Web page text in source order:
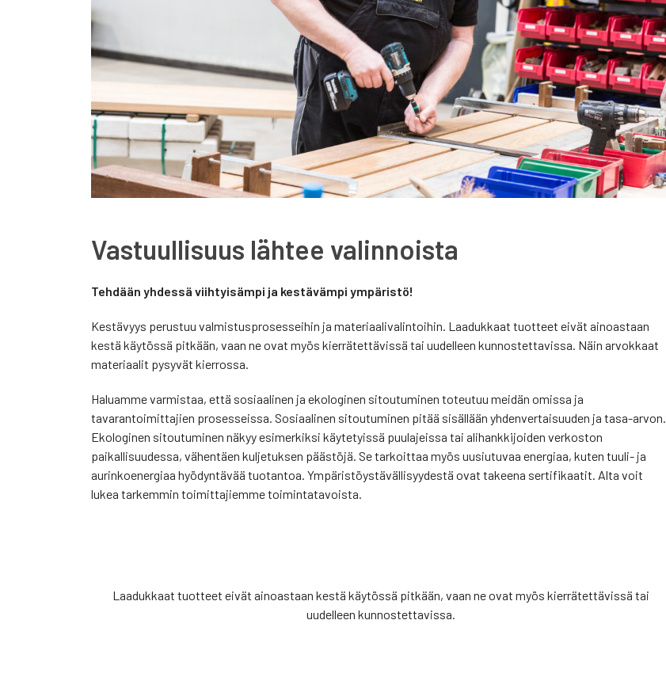
Vastuullisuus lähtee valinnoista
Tehdään yhdessä viihtyisämpi ja kestävämpi ympäristö!
Kestävyys perustuu valmistusprosesseihin ja materiaalivalintoihin. Laadukkaat tuotteet eivät ainoastaan
kestä käytössä pitkään, vaan ne ovat myös kierrätettävissä tai uudelleen kunnostettavissa. Näin arvokkaat
materiaalit pysyvät kierrossa.
Haluamme varmistaa, että sosiaalinen ja ekologinen sitoutuminen toteutuu meidän omissa ja
tavarantoimittajien prosesseissa. Sosiaalinen sitoutuminen pitää sisällään yhdenvertaisuuden ja tasa-arvon.
Ekologinen sitoutuminen näkyy esimerkiksi käytetyissä puulajeissa tai alihankkijoiden verkoston
paikallisuudessa, vähentäen kuljetuksen päästöjä. Se tarkoittaa myös uusiutuvaa energiaa, kuten tuuli- ja
aurinkoenergiaa hyödyntävää tuotantoa. Ympäristöystävällisyydestä ovat takeena sertifikaatit. Alta voit
lukea tarkemmin toimittajiemme toimintatavoista.
Laadukkaat tuotteet eivät ainoastaan kestä käytössä pitkään, vaan ne ovat myös kierrätettävissä tai
uudelleen kunnostettavissa.